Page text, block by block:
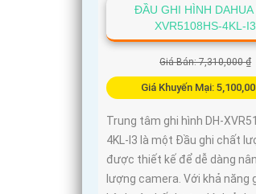
ĐẦU GHI HÌNH DAHUA
XVR5108HS-4KL-I3
Giá Bán: 7,310,000 ₫
Giá Khuyến Mại:
Trung tâm ghi hình DH-
4KL-I3 là một Đầu ghi chất
được thiết kế để dễ dàng
lượng camera. Với khả năng